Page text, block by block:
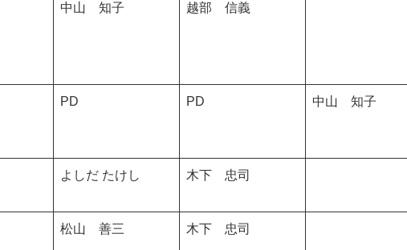
中山 知子 越部 信義
PD PD 中山 知子
よしだ たけし 木下 忠司
松山 善三 木下 忠司